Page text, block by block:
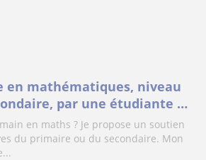
en mathématiques, niveau
par une étudiante en
de médecine vétérinaire
en maths ? Je propose un soutien
du primaire ou du secondaire. Mon